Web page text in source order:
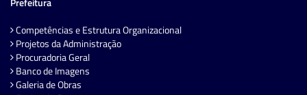
Competências e Estrutura Organizacional
Projetos da Administração
Procuradoria Geral
Banco de Imagens
Galeria de Obras